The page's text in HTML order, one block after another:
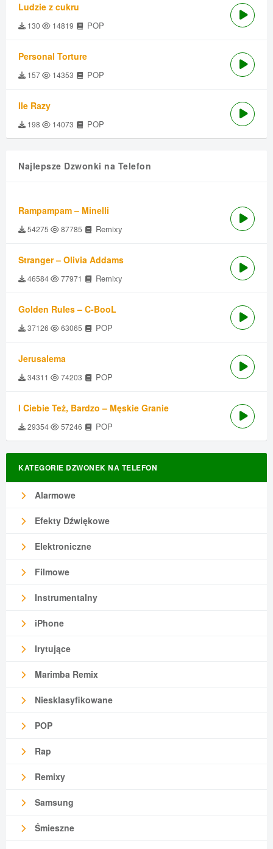
Ludzie z cukru
130 14819 POP
Personal Torture
157 14353 POP
Ile Razy
198 14073 POP
Najlepsze Dzwonki na Telefon
Rampampam – Minelli
54275 87785 Remixy
Stranger – Olivia Addams
46584 77971 Remixy
Golden Rules – C-BooL
37126 63065 POP
Jerusalema
34311 74203 POP
I Ciebie Też, Bardzo – Męskie Granie
29354 57246 POP
KATEGORIE DZWONEK NA TELEFON
Alarmowe
Efekty Dźwiękowe
Elektroniczne
Filmowe
Instrumentalny
iPhone
Irytujące
Marimba Remix
Niesklasyfikowane
POP
Rap
Remixy
Samsung
Śmieszne